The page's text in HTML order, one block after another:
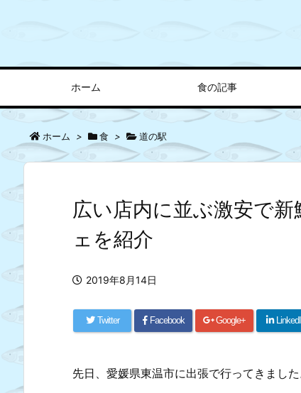
ホーム 食の記事
ホーム > 食 > 道の駅
広い店内に並ぶ激安で
ェを紹介
2019年8月14日
Twitter Facebook Google+
先日、愛媛県東温市に出張で行ってきました